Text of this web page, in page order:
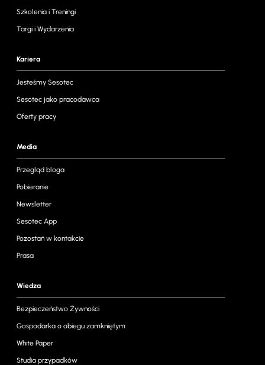
Szkolenia i Treningi
Targi i Wydarzenia
Kariera
Jesteśmy Sesotec
Sesotec jako pracodawca
Oferty pracy
Media
Przegląd bloga
Pobieranie
Newsletter
Sesotec App
Pozostań w kontakcie
Prasa
Wiedza
Bezpieczeństwo Żywności
Gospodarka o obiegu zamkniętym
White Paper
Studia przypadków